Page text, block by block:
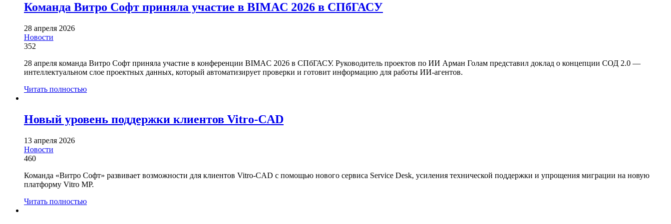
Команда Витро Софт приняла участие в BIMAC 2026 в СПбГАСУ
28 апреля 2026
Новости
352
28 апреля команда Витро Софт приняла участие в конференции BIMAC 2026 в СПбГАСУ. Руководитель проектов по ИИ Арман Голам представил доклад о концепции СОД 2.0 —
интеллектуальном слое проектных данных, который автоматизирует проверки и готовит информацию для работы ИИ-агентов.
Читать полностью
Новый уровень поддержки клиентов Vitro-CAD
13 апреля 2026
Новости
460
Команда «Витро Софт» развивает возможности для клиентов Vitro-CAD с помощью нового сервиса Service Desk, усиления технической поддержки и упрощения миграции на новую
платформу Vitro MP.
Читать полностью